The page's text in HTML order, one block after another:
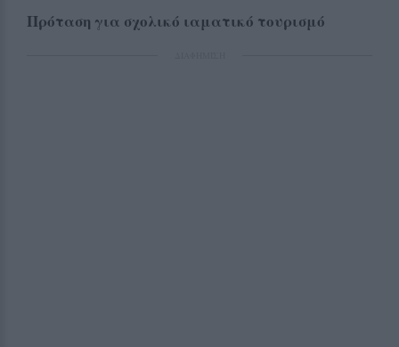
Πρόταση για σχολικό ιαματικό τουρισμό